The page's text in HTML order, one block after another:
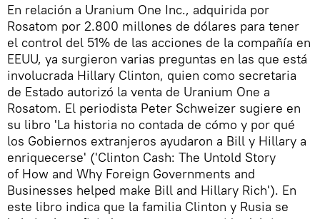
En relación a Uranium One Inc., adquirida por
Rosatom por 2.800 millones de dólares para tener
el control del 51% de las acciones de la compañía en
EEUU, ya surgieron varias preguntas en las que está
involucrada Hillary Clinton, quien como secretaria
de Estado autorizó la venta de Uranium One a
Rosatom. El periodista Peter Schweizer sugiere en
su libro 'La historia no contada de cómo y por qué
los Gobiernos extranjeros ayudaron a Bill y Hillary a
enriquecerse' ('Clinton Cash: The Untold Story
of How and Why Foreign Governments and
Businesses helped make Bill and Hillary Rich'). En
este libro indica que la familia Clinton y Rusia se